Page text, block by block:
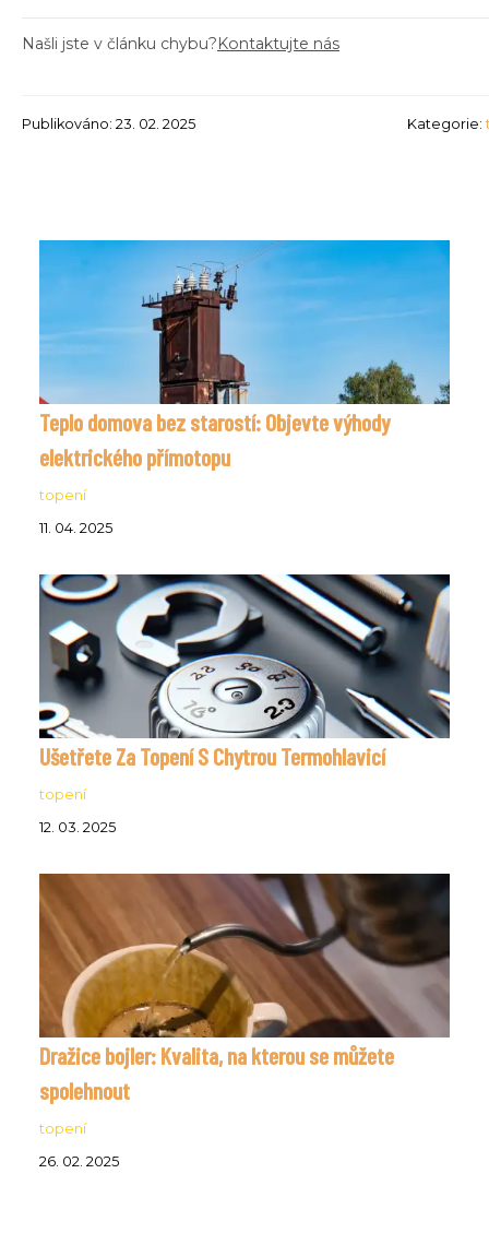
Našli jste v článku chybu? Kontaktujte nás
Publikováno: 23. 02. 2025 Kategorie:
Teplo domova bez starostí: Objevte výhody
elektrického přímotopu
topení
11. 04. 2025
Ušetřete Za Topení S Chytrou Termohlavicí
topení
12. 03. 2025
Dražice bojler: Kvalita, na kterou se můžete
spolehnout
topení
26. 02. 2025